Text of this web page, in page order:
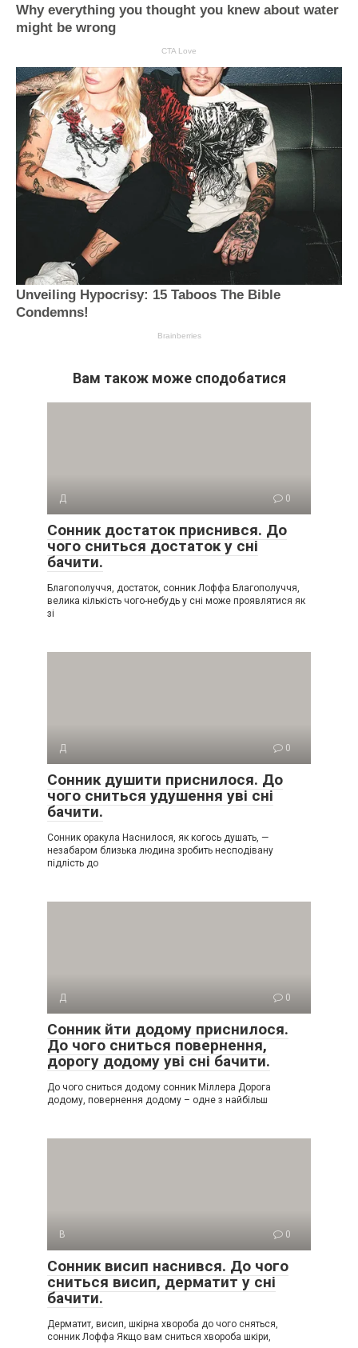
Вам також може сподобатися
Д 0
Сонник достаток приснився. До
чого сниться достаток у сні
бачити.
Благополуччя, достаток, сонник Лоффа Благополуччя,
велика кількість чого-небудь у сні може проявлятися як
зі
Д 0
Сонник душити приснилося. До
чого сниться удушення уві сні
бачити.
Сонник оракула Наснилося, як когось душать, —
незабаром близька людина зробить несподівану
підлість до
Д 0
Сонник йти додому приснилося.
До чого сниться повернення,
дорогу додому уві сні бачити.
До чого сниться додому сонник Міллера Дорога
додому, повернення додому – одне з найбільш
В 0
Сонник висип наснився. До чого
сниться висип, дерматит у сні
бачити.
Дерматит, висип, шкірна хвороба до чого сняться,
сонник Лоффа Якщо вам сниться хвороба шкіри,